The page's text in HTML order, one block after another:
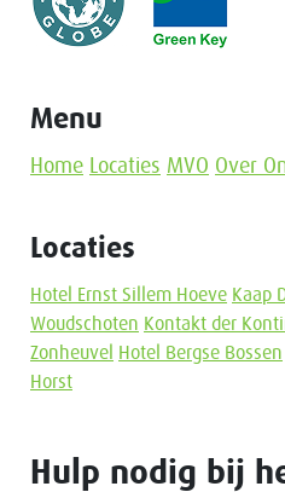
Menu
Home Locaties MVO Over
Locaties
Hotel Ernst Sillem Hoeve Kaap
Woudschoten Kontakt der
Zonheuvel
Hotel Bergse Bossen
Horst
Hulp nodig bij